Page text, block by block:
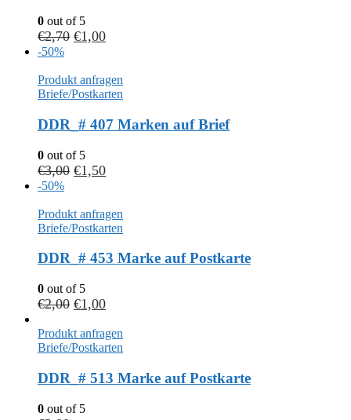
0 out of 5
€2,70 €1,00
-50%
Produkt anfragen
Briefe/Postkarten
DDR_# 407 Marken auf Brief
0 out of 5
€3,00 €1,50
-50%
Produkt anfragen
Briefe/Postkarten
DDR_# 453 Marke auf Postkarte
0 out of 5
€2,00 €1,00
Produkt anfragen
Briefe/Postkarten
DDR_# 513 Marke auf Postkarte
0 out of 5